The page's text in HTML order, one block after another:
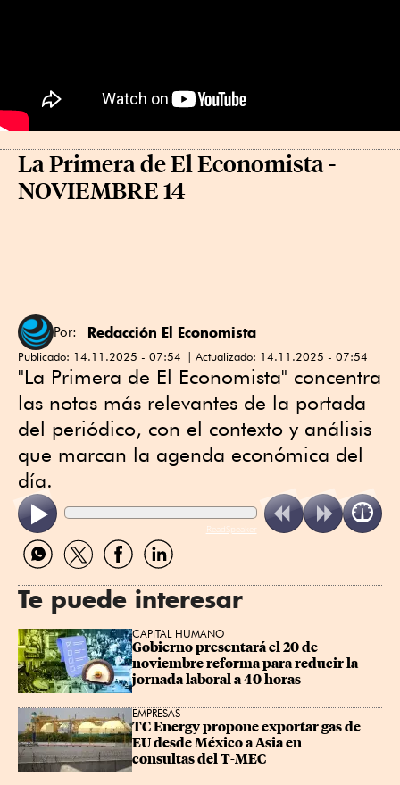
La Primera de El Economista -
NOVIEMBRE 14
Por: Redacción El Economista
Publicado: 14.11.2025 - 07:54 Actualizado: 14.11.2025 - 07:54
"La Primera de El Economista" concentra
las notas más relevantes de la portada
del periódico, con el contexto y análisis
que marcan la agenda económica del
día.
ReadSpeaker
Compartir
por
Compartir
por
Compartir
por
Compartir
por
Te puede interesar
CAPITAL HUMANO
Gobierno presentará el 20 de
noviembre reforma para reducir la
jornada laboral a 40 horas
EMPRESAS
TC Energy propone exportar gas de
EU desde México a Asia en
consultas del T-MEC